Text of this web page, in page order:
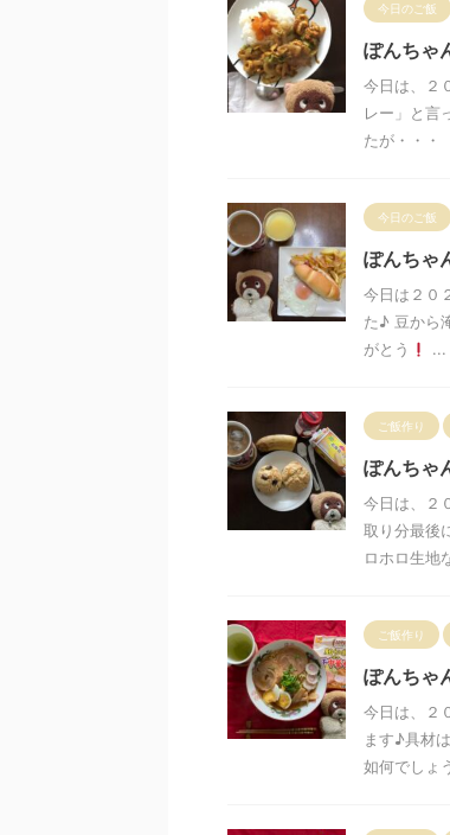
今日のご飯
ぽんちゃ
今日は、２
レー」と言
たが・・
今日のご飯
ぽんちゃ
今日は２０
た♪ 豆から
がとう
...
ご飯作り
ぽんちゃ
今日は、２
取り分最後
ロホロ生地
ご飯作り
ぽんちゃ
今日は、２
ます♪具材
如何でしょ